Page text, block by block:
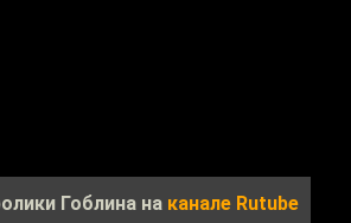
Гоблина на канале Rutube